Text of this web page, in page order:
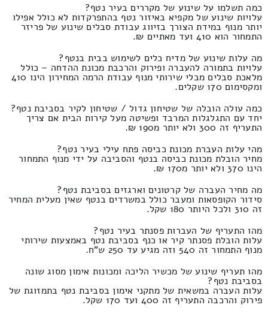
כמה תשלמו על שינוע של מקררים בעיר נטף?
עלויות שינוע של מקפיא באיזור נטף בהתפרקדות לא כולל אפילו
יותר מנוף במידת הצורך בזיווג עבודת סבלים שינוע של פריזר
התמחור הוא 410 ועד מאתיים ₪.
מה עלות שינוע של מדיח כלים לשימוש בבית בנטף?
עלויות בתמורה להעברה ופירוק והרכבת מכונת ההדחה – כולל
מלאכת סבלים מבלי שירותי מנוף עבודת הרמה המחירון הינו 410
ומקסימום 170 שקלים.
כמה עולה הובלה של שטיחון גדול / שטיחון לקיר בסביבת נטף?
יחד עם התגלגלות המרבד ופשיטה מעל קירות הבית אם צריך
התעריף זה 300 ולא יותר מ190 ₪.
מהי עלות העברת מכונת כביסה פתח עילי בעיר נטף?
מחיר הובלת מכונת כביסה בנטף והסביבה על ידי מנוף התמחור
הינו 370 ולא יותר מ170 ₪.
מה מחיר העברה של קרטונים וארגזים בסביבת נטף?
סידור הקופסאות ומעבר כולל במשרדים בנטף שאין מעלית המחיר
זה 310 ולכל היותר 180 שקל.
מהו התעריף של העברות פסנתר בעיר נטף?
עלות הובלת פסנתר קיר או כנף בסביבת נטף באמצעות שירותי
מנוף התמחור זה 540 וזה מגיע עד 250 ש"ח.
מהו תעריף שינוע של מכשיר הליכה ומכונות אימון מסוג שונה
בסביבת נטף?
עלות העברה במשאית של מתקני אימון בסביבת נטף בתמזוגת של
פירוק והרכבה התעריף זה 400 ועד 170 שקל.